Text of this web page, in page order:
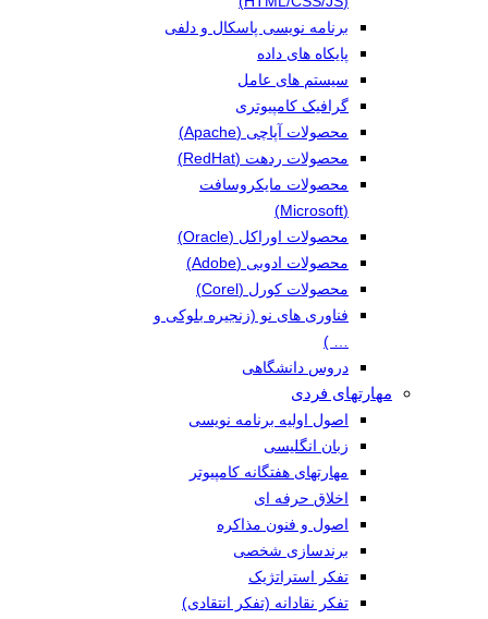
برنامه نویسی پاسکال و دلفی
پایکاه های داده
سیستم های عامل
گرافیک کامپیوتری
محصولات آپاچی (Apache)
محصولات ردهت (RedHat)
محصولات مایکروسافت
(Microsoft)
محصولات اوراکل (Oracle)
محصولات ادوبی (Adobe)
محصولات کورل (Corel)
فناوری های نو (زنجیره بلوکی و
… )
دروس دانشگاهی
مهارتهای فردی
اصول اولیه برنامه نویسی
زبان انگلیسی
مهارتهای هفتگانه کامپیوتر
اخلاق حرفه ای
اصول و فنون مذاکره
برندسازی شخصی
تفکر استراتژیک
تفکر نقادانه (تفکر انتقادی)